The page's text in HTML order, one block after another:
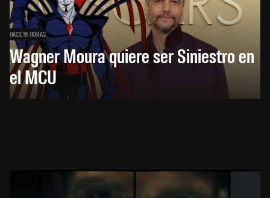
HACE 16 HORAS
Wagner Moura quiere ser Siniestro en
el MCU